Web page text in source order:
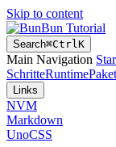
Skip to content
Bun Tutorial
Search⌘CtrlK
Main Navigation
SchritteRuntime
Links
NVM
Markdown
UnoCSS